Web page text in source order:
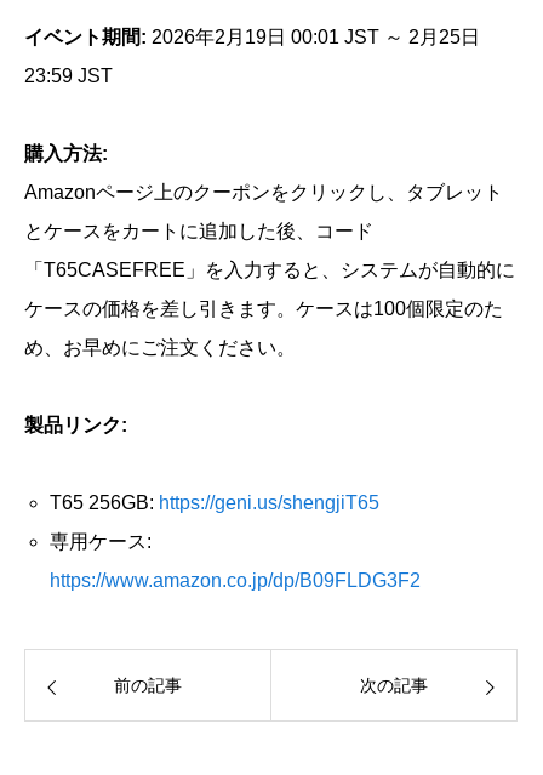
イベント期間: 2026年2月19日 00:01 JST ～ 2月25日
23:59 JST
購入方法:
Amazonページ上のクーポンをクリックし、タブレット
とケースをカートに追加した後、コード
「T65CASEFREE」を入力すると、システムが自動的に
ケースの価格を差し引きます。ケースは100個限定のた
め、お早めにご注文ください。
製品リンク:
T65 256GB: https://geni.us/shengjiT65
専用ケース:
https://www.amazon.co.jp/dp/B09FLDG3F2
前の記事 次の記事